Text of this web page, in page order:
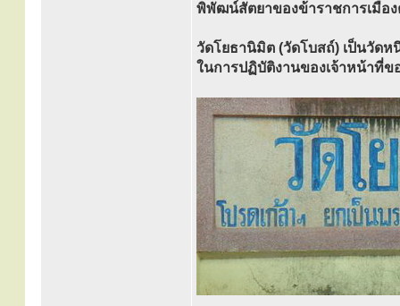
พิพัฒน์สัตยาของข้าราชการเมือง
วัดโยธานิมิต (วัดโบสถ์) เป็นวัด
ในการปฏิบัติงานของเจ้าหน้าที่